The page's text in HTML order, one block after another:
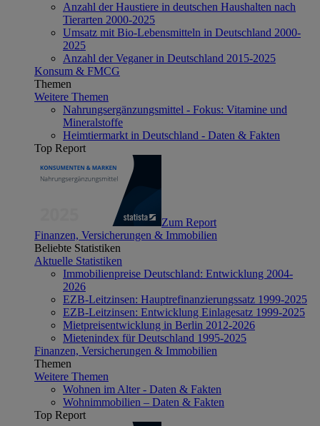
Anzahl der Haustiere in deutschen Haushalten nach
Tierarten 2000-2025
Umsatz mit Bio-Lebensmitteln in Deutschland 2000-
2025
Anzahl der Veganer in Deutschland 2015-2025
Konsum & FMCG
Themen
Weitere Themen
Nahrungsergänzungsmittel - Fokus: Vitamine und
Mineralstoffe
Heimtiermarkt in Deutschland - Daten & Fakten
Top Report
Zum Report
Finanzen, Versicherungen & Immobilien
Beliebte Statistiken
Aktuelle Statistiken
Immobilienpreise Deutschland: Entwicklung 2004-
2026
EZB-Leitzinsen: Hauptrefinanzierungssatz 1999-2025
EZB-Leitzinsen: Entwicklung Einlagesatz 1999-2025
Mietpreisentwicklung in Berlin 2012-2026
Mietenindex für Deutschland 1995-2025
Finanzen, Versicherungen & Immobilien
Themen
Weitere Themen
Wohnen im Alter - Daten & Fakten
Wohnimmobilien – Daten & Fakten
Top Report